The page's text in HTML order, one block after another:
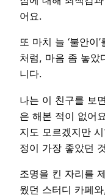
어요.
또 마치 늘 ‘불안이
처럼, 마음 좀 놓았
니다.
나는 이 친구를 보
은 해본 적이 없어
지도 모르겠지만
정이 가장 좋았던
조명을 킨 자리를
웠던 스터디 카페